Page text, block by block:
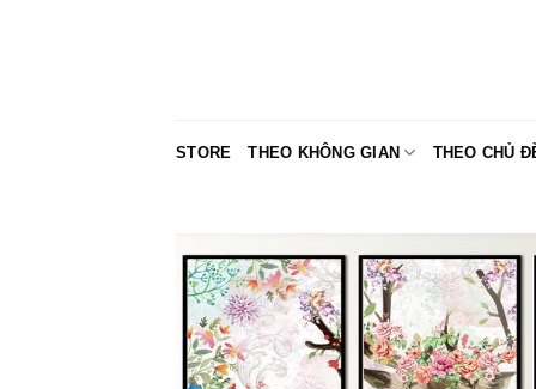
STORE THEO KHÔNG GIAN THEO CHỦ